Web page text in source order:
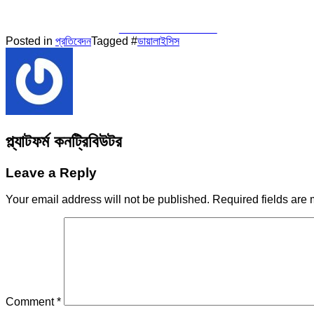
Posted in প্রতিবেদনTagged #ডায়ালাইসিস
প্ল্যাটফর্ম কনট্রিবিউটর
Leave a Reply
Your email address will not be published. Required fields are
Comment*